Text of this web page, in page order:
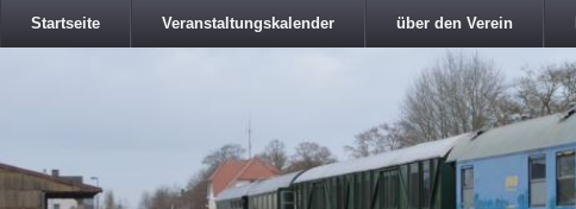
Startseite Veranstaltungskalender über den Verein